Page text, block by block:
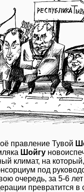
правление Тувой
Шойгу
климат, на
под
очередь, за 5-6
превратится